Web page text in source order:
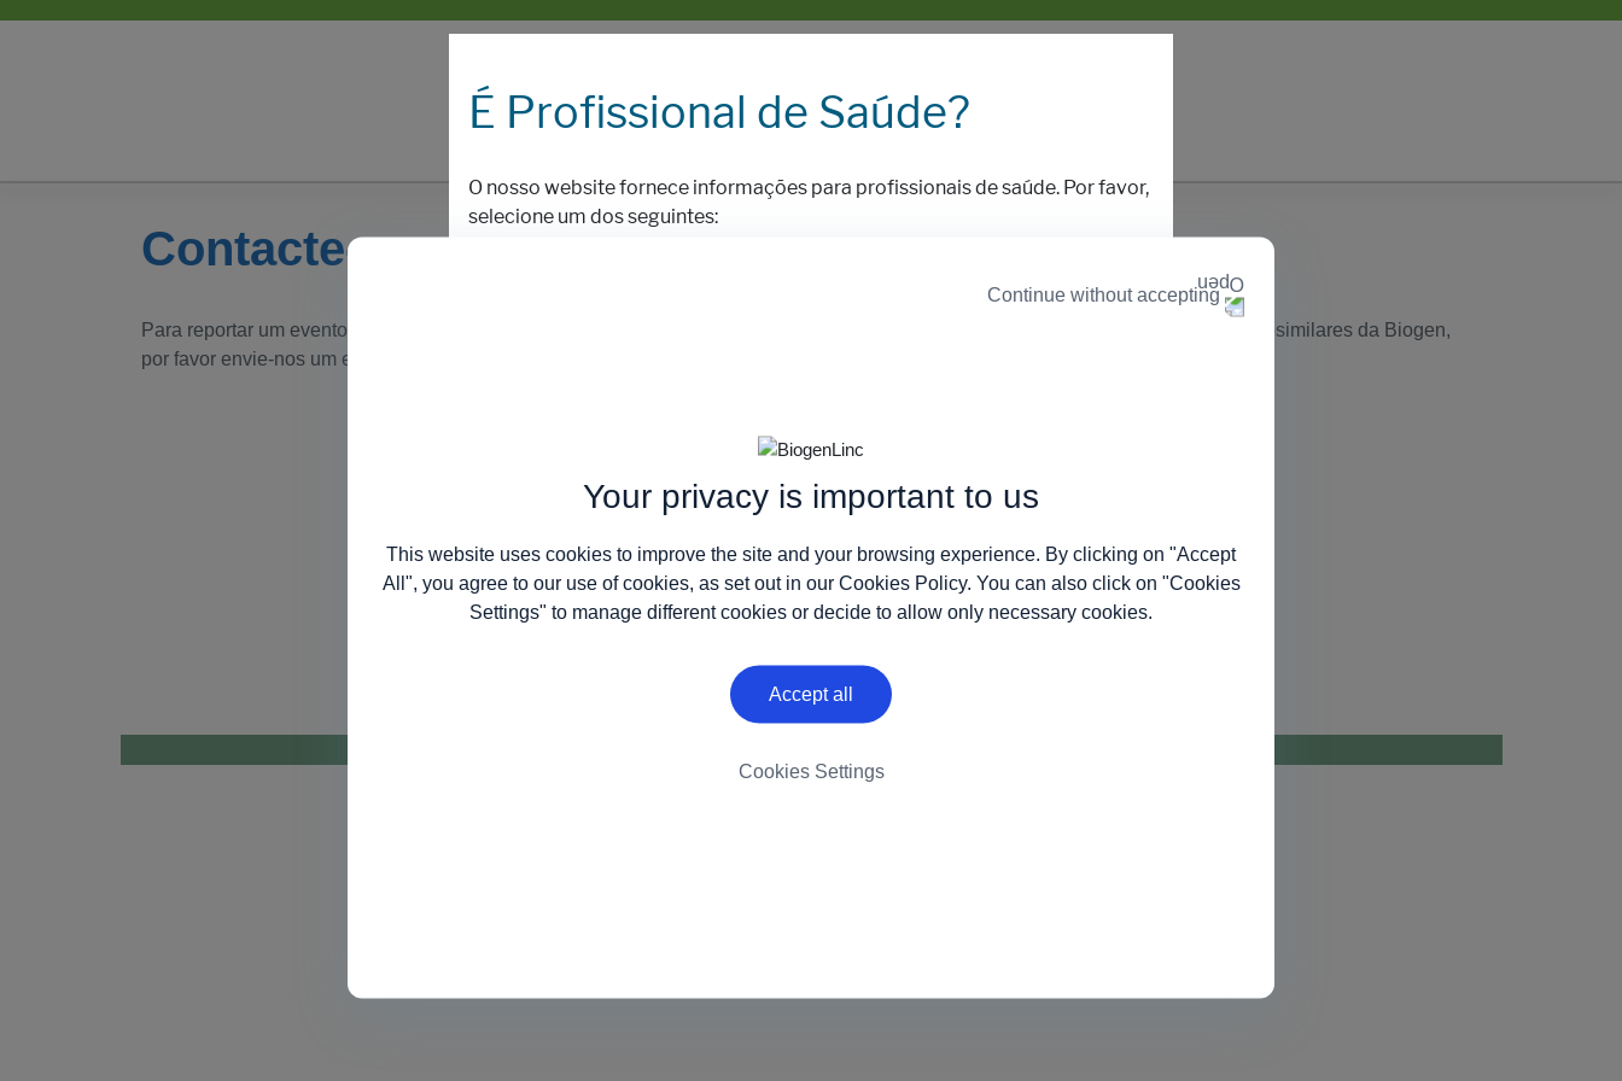
Your privacy is important to us
This website uses cookies to improve the site and your browsing experience. By clicking on "Accept
All", you agree to our use of cookies, as set out in our Cookies Policy. You can also click on "Cookies
Settings" to manage different cookies or decide to allow only necessary cookies.
Accept all
Cookies Settings
Continue without accepting
Contacte-nos
Para reportar um evento adverso ou fazer uma reclamação de qualidade, ou para solicitar mais informações sobre medicamentos biosimilares da Biogen,
por favor envie-nos um e-mail para
É Profissional de Saúde?
O nosso website fornece informações para profissionais de saúde. Por favor,
selecione um dos seguintes: